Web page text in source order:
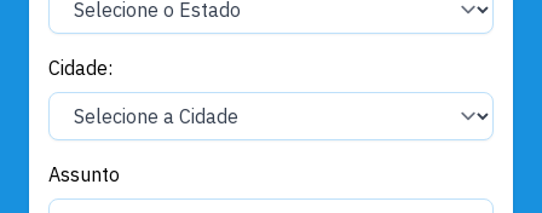
Cidade:
Assunto